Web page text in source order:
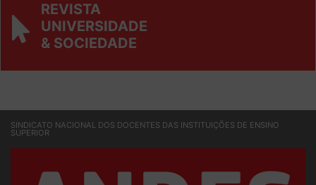
REVISTA
UNIVERSIDADE
& SOCIEDADE
SINDICATO NACIONAL DOS DOCENTES DAS INSTITUIÇÕES DE ENSINO
SUPERIOR